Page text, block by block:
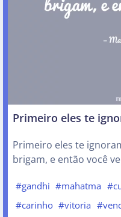
Primeiro eles te
Primeiro eles te
brigam, e então você
#gandhi #mahatma
#carinho #vitoria